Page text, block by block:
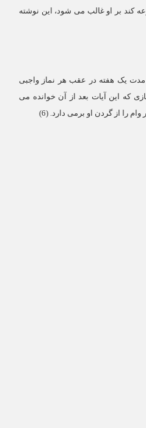
کند بر او غالب می شود، این نوشته
را به مدت یک هفته در عقب هر نماز واجبی
که این آیات بعد از آن خوانده می
را از گردن او برمی دارد. (6 )